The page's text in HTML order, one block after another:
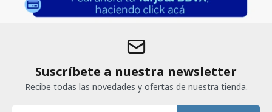
Suscríbete a nuestra newsletter
Recibe todas las novedades y ofertas de nuestra tienda.